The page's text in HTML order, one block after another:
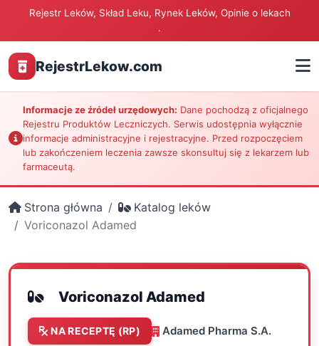
Rejestr Leków, Skład Leku, Rynek Leków, Opinie o lekach
.
RejestrLekow.com
Informacje ze źródeł urzędowych: Dane pochodzą z oficjalnego
Rejestru Produktów Leczniczych. Serwis udostępnia wyłącznie
informacje administracyjne i rejestracyjne. Przed rozpoczęciem
lub zakończeniem leczenia zawsze skonsultuj się z lekarzem lub
farmaceutą.
Strona główna
Katalog leków
Voriconazol Adamed
Voriconazol Adamed
NA RECEPTĘ (RP) Adamed Pharma S.A.